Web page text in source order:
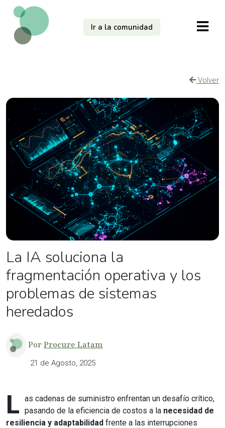
Ir a la comunidad
Volver
La IA soluciona la
fragmentación operativa y los
problemas de sistemas
heredados
PorProcure Latam
21 de Agosto, 2025
L as cadenas de suministro enfrentan un desafío crítico,
pasando de la eficiencia de costos a la necesidad de
resiliencia y adaptabilidad frente a las interrupciones